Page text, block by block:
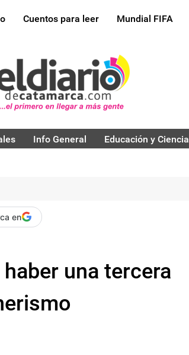
Cuentos para leer Mundial FIFA
Info General Educación y Ciencia
en
una tercera